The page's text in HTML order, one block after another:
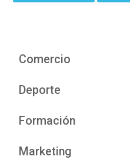
Comercio
Deporte
Formación
Marketing